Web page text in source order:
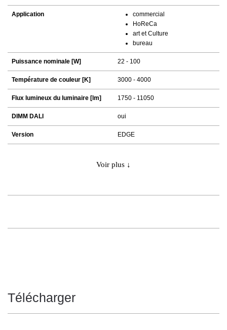
Application
commercial
HoReCa
art et Culture
bureau
Puissance nominale [W] 22 - 100
Température de couleur [K] 3000 - 4000
Flux lumineux du luminaire [lm] 1750 - 11050
DIMM DALI oui
Version EDGE
Voir plus ↓
Télécharger